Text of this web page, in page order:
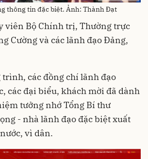
thông tin đặc biệt. Ảnh: Thành Đạt
viên Bộ Chính trị, Thường trực
Cường và các lãnh đạo Đảng,
trình, các đồng chí lãnh đạo
các đại biểu, khách mời đã dành
tưởng nhớ Tổng Bí thư
- nhà lãnh đạo đặc biệt xuất
vì dân.